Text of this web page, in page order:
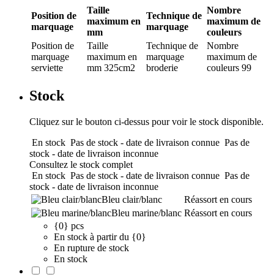
Position de
marquage
Taille
maximum en
mm
Technique de
marquage
Nombre
maximum de
couleurs
Position de
marquage
serviette
Taille
maximum en
mm 325cm2
Technique de
marquage
broderie
Nombre
maximum de
couleurs 99
Stock
Cliquez sur le bouton ci-dessus pour voir le stock disponible.
En stock Pas de stock - date de livraison connue Pas de
stock - date de livraison inconnue
Consultez le stock complet
En stock Pas de stock - date de livraison connue Pas de
stock - date de livraison inconnue
Bleu clair/blanc
Réassort en cours
Bleu marine/blanc Réassort en cours
{0} pcs
En stock à partir du {0}
En rupture de stock
En stock